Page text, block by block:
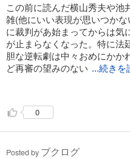
この前に読んだ横山秀夫や
雑(他にいい表現が思いつか
に裁判があ始まってからは気
が止まらなくなった。特に法
胆な逆転劇は中々おめにかか
ど再審の望みのない ...続きを
だったんだろうな。
0
Posted by ブクログ